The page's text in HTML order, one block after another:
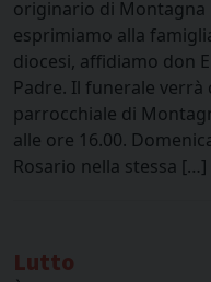
originario di Montagna
esprimiamo alla
diocesi, affidiamo don
Padre. Il funerale verrà
parrocchiale di
alle ore 16.00.
Rosario nella stessa […]
Lutto